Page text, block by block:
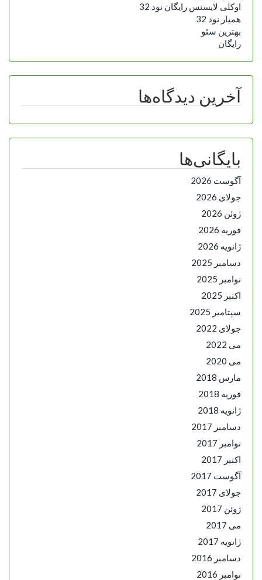
اوکلی لایسنس رایگان نود 32
همیار نود 32
بهترین سئو
رایگان
آخرین دیدگاه‌ها
بایگانی‌ها
آگوست 2026
جولای 2026
ژوئن 2026
فوریه 2026
ژانویه 2026
دسامبر 2025
نوامبر 2025
اکتبر 2025
سپتامبر 2025
جولای 2022
می 2022
می 2020
مارس 2018
فوریه 2018
ژانویه 2018
دسامبر 2017
نوامبر 2017
اکتبر 2017
آگوست 2017
جولای 2017
ژوئن 2017
می 2017
ژانویه 2017
دسامبر 2016
نوامبر 2016